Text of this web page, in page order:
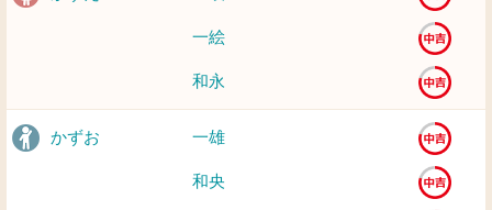
一絵
和永
かずお 一雄
和央